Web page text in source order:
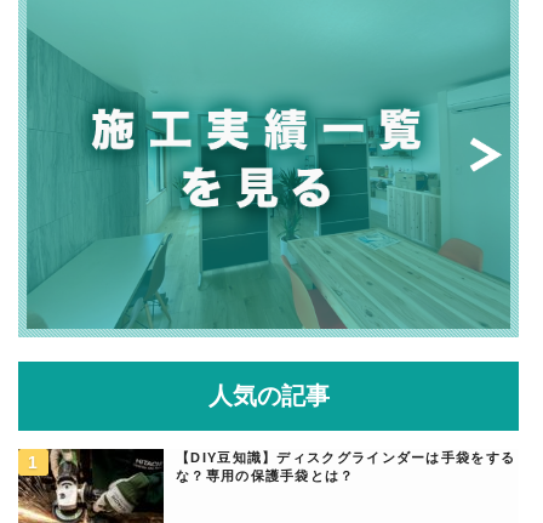
人気の記事
【DIY豆知識】ディスクグラインダーは手袋をする
な？専用の保護手袋とは？